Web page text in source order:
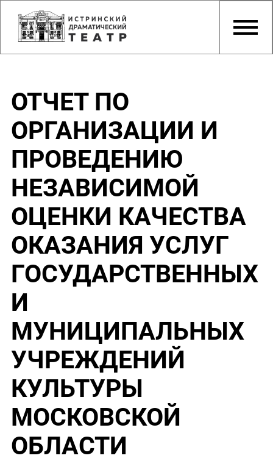
ОТЧЕТ ПО
ОРГАНИЗАЦИИ И
ПРОВЕДЕНИЮ
НЕЗАВИСИМОЙ
ОЦЕНКИ КАЧЕСТВА
ОКАЗАНИЯ УСЛУГ
ГОСУДАРСТВЕННЫХ
И
МУНИЦИПАЛЬНЫХ
УЧРЕЖДЕНИЙ
КУЛЬТУРЫ
МОСКОВСКОЙ
ОБЛАСТИ